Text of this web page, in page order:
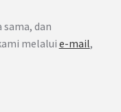
dan
melaluie-mail,